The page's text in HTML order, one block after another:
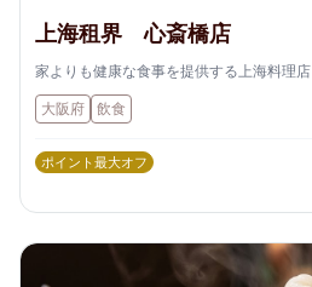
上海租界 心斎橋店
家よりも健康な食事を提供する上海料理店
大阪府 飲食
ポイント最大オフ